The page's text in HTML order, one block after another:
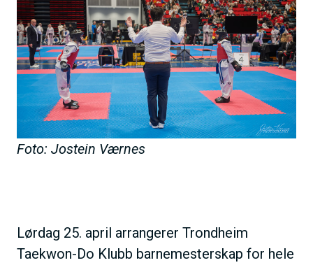
i
l
d
e
Foto: Jostein Værnes
Lørdag 25. april arrangerer Trondheim
Taekwon-Do Klubb barnemesterskap for hele